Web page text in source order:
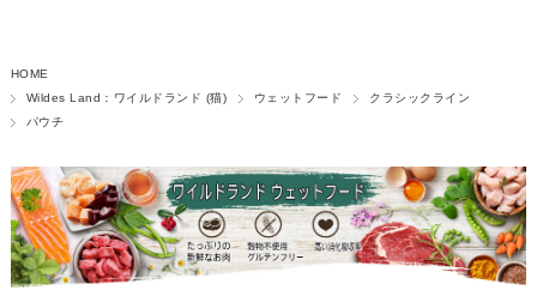
HOME
Wildes Land：ワイルドランド (猫)
ウェットフード
クラシックライン
パウチ